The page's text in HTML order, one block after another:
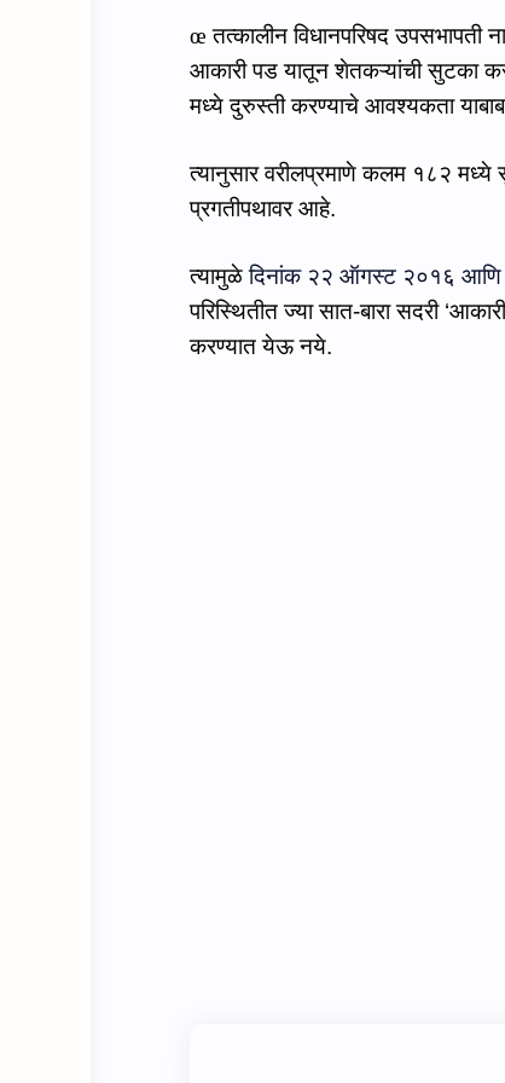
œ तत्‍कालीनविधानपरिषद उपसभापती
आकारी पड यातून शेतकऱ्यांची सुटका
मध्ये दुरुस्ती करण्याचे आवश्यकता
त्‍यानुसार वरीलप्रमाणे कलम १८२ मध्‍ये
प्रगतीपथावर आहे.
त्यामुळेदिनांक २२ ऑगस्ट २०१६ आणि
परिस्थितीत ज्‍या सात-बारा सदरी ‘
करण्यात येऊ नये.